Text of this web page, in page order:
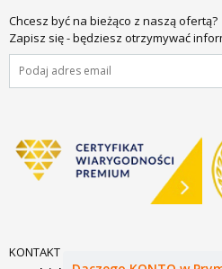
Chcesz być na bieżąco z naszą ofertą?
Zapisz się - będziesz otrzymywać
KONTAKT